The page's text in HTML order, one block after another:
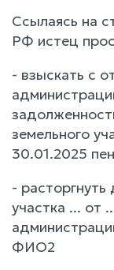
Ссылаясь на
РФ истец
- взыскать с
земельного
30.01.2025
-
участка ...
ФИО2